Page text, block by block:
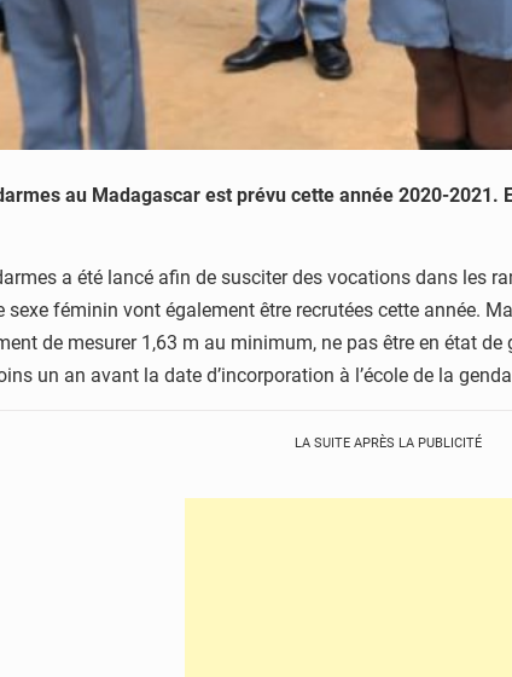
au Madagascar est prévu cette année 2020-2021.
a été lancé afin de susciter des vocations dans les
sexe féminin vont également être recrutées cette année.
de mesurer 1,63 m au minimum, ne pas être en état
un an avant la date d’incorporation à l’école de la
LA SUITE APRÈS LA PUBLICITÉ